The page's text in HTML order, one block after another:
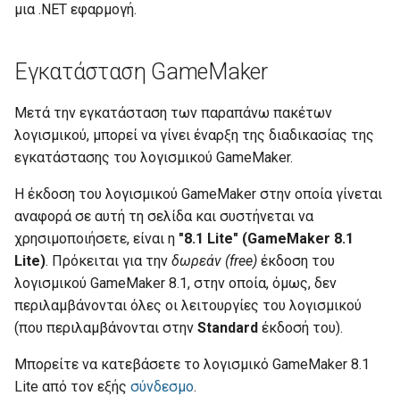
μια .NET εφαρμογή.
Εγκατάσταση GameMaker
Μετά την εγκατάσταση των παραπάνω πακέτων
λογισμικού, μπορεί να γίνει έναρξη της διαδικασίας της
εγκατάστασης του λογισμικού GameMaker.
Η έκδοση του λογισμικού GameMaker στην οποία γίνεται
αναφορά σε αυτή τη σελίδα και συστήνεται να
χρησιμοποιήσετε, είναι η "8.1 Lite" (GameMaker 8.1
Lite). Πρόκειται για την δωρεάν (free) έκδοση του
λογισμικού GameMaker 8.1, στην οποία, όμως, δεν
περιλαμβάνονται όλες οι λειτουργίες του λογισμικού
(που περιλαμβάνονται στην Standard έκδοσή του).
Μπορείτε να κατεβάσετε το λογισμικό GameMaker 8.1
Lite από τον εξής σύνδεσμο.